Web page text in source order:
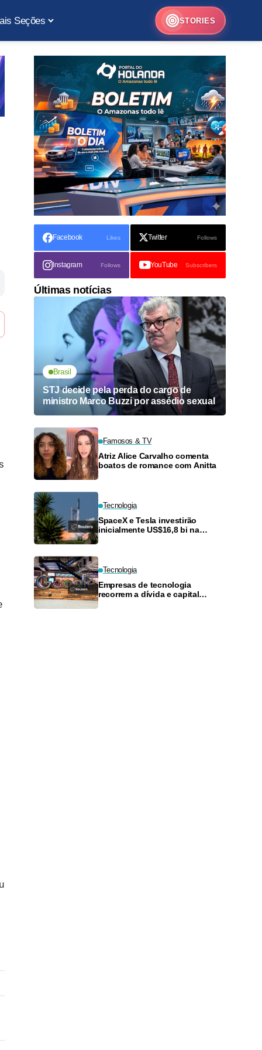
Seções STORIES
Facebook Likes Twitter Follows
Instagram Follows YouTube Subscribers
Últimas notícias
Brasil
STJ decide pela perda do cargo de
ministro Marco Buzzi por assédio sexual
Famosos & TV
Atriz Alice Carvalho comenta
boatos de romance com Anitta
Tecnologia
SpaceX e Tesla investirão
inicialmente US$16,8 bi na
Tecnologia
Empresas de tecnologia
recorrem a dívida e capital